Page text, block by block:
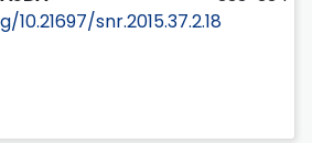
snr.2015.37.2.18